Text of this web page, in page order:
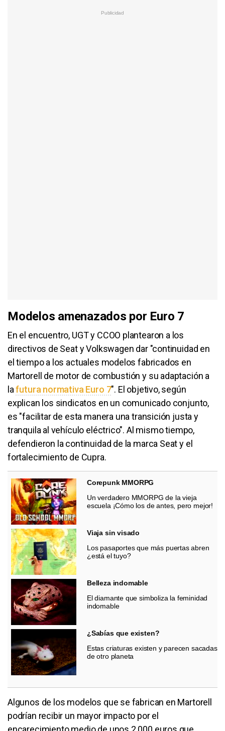
Modelos amenazados por Euro 7
En el encuentro, UGT y CCOO plantearon a los
directivos de Seat y Volkswagen dar "continuidad en
el tiempo a los actuales modelos fabricados en
Martorell de motor de combustión y su adaptación a
lafutura normativa Euro 7". El objetivo, según
explican los sindicatos en un comunicado conjunto,
es "facilitar de esta manera una transición justa y
tranquila al vehículo eléctrico". Al mismo tiempo,
defendieron la continuidad de la marca Seat y el
fortalecimiento de Cupra.
Corepunk MMORPG
Un verdadero MMORPG de la vieja
escuela ¡Cómo los de antes, pero mejor!
Viaja sin visado
Los pasaportes que más puertas abren
¿está el tuyo?
Belleza indomable
El diamante que simboliza la feminidad
indomable
¿Sabías que existen?
Estas criaturas existen y parecen sacadas
de otro planeta
Algunos de los modelos que se fabrican en Martorell
podrían recibir un mayor impacto por el